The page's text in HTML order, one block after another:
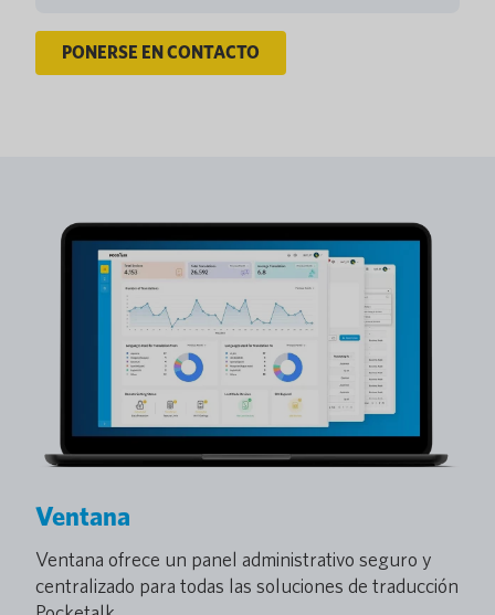
PONERSE EN CONTACTO
Ventana
Ventana ofrece un panel administrativo seguro y
centralizado para todas las soluciones de traducción